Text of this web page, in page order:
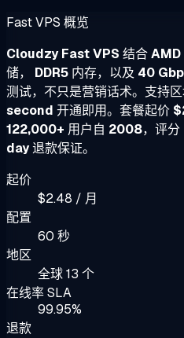
Fast VPS 概览
Cloudzy Fast VPS 结合AMD
储， DDR5 内存，以及 40
测试，不只是营销话术。支持区
second 开通即用。套餐起价
122,000+ 用户自 2008，评分
day退款保证。
起价
$2.48 / 月
配置
60 秒
地区
全球 13 个
在线率 SLA
99.95%
退款